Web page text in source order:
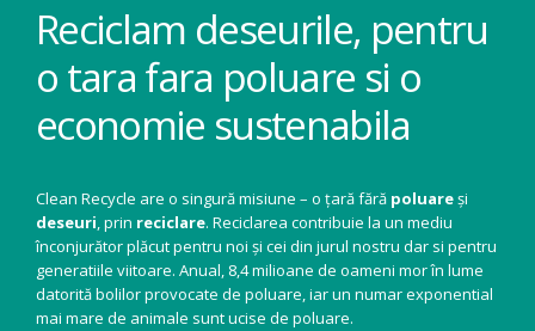
Reciclam deseurile, pentru
o tara fara poluare si o
economie sustenabila
Clean Recycle are o singură misiune – o țară fără poluareși
deseuri, prin reciclare. Reciclarea contribuie la un mediu
înconjurător plăcut pentru noi și cei din jurul nostru dar si pentru
generatiile viitoare. Anual, 8,4 milioane de oameni mor în lume
datorită bolilor provocate de poluare, iar un numar exponential
mai mare de animale sunt ucise de poluare.